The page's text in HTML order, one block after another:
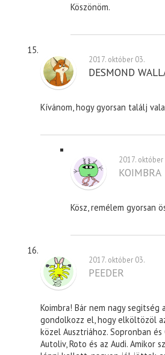
Köszönöm.
2017. október 03.
DESMOND
Kívánom, hogy gyorsan találj
2017. október
KOIMBRA
Kösz, remélem gyorsan
2017. október 03.
PEEDER
Koimbra! Bár nem nagy
gondolkozz el, hogy elköltözöl
közel Ausztriához. Sopronban
Autoliv, Roto és az Audi. Amikor